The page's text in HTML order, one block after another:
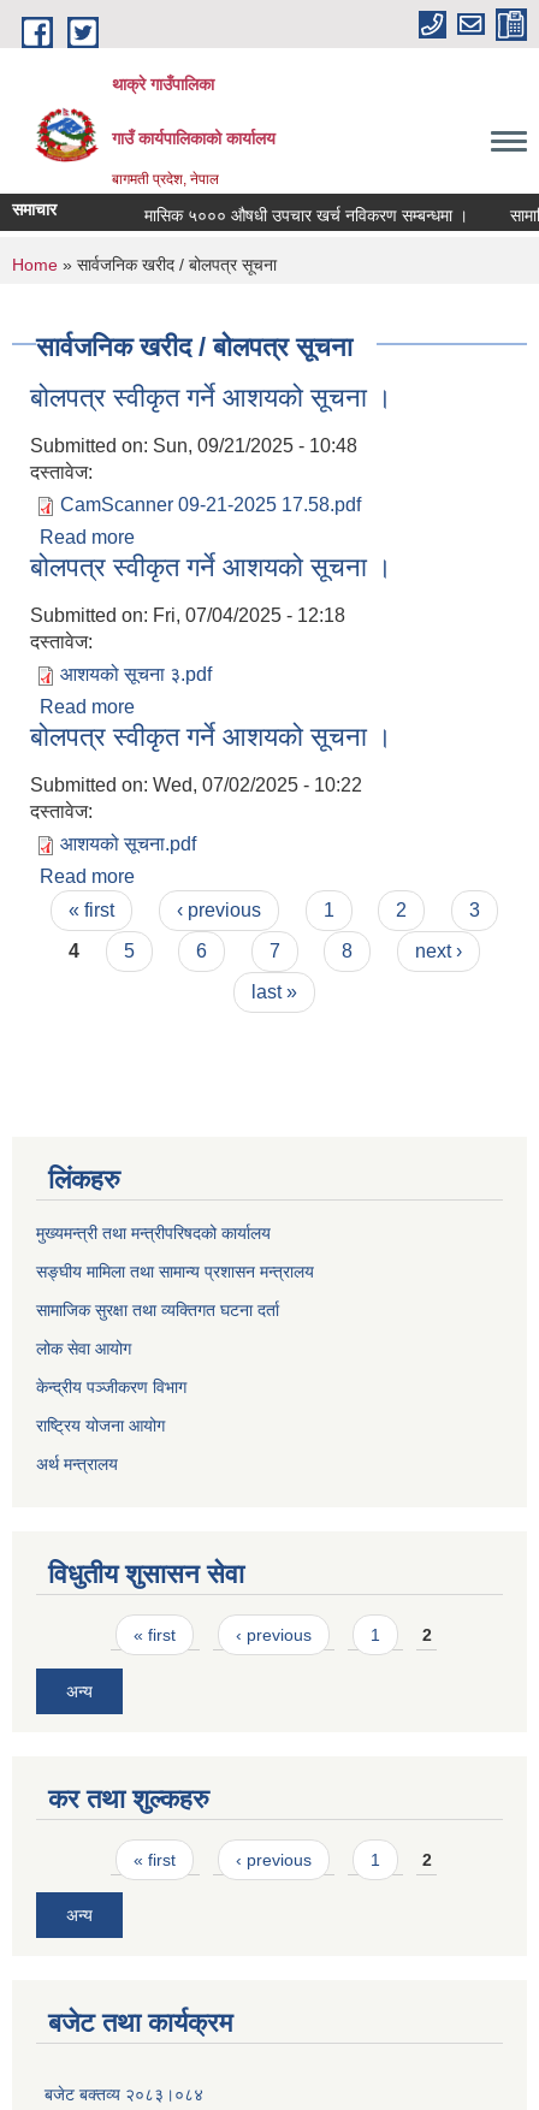
Skip to main content
थाक्रे गाउँपालिका
गाउँ कार्यपालिकाको कार्यालय
बागमती प्रदेश, नेपाल
समाचार मासिक ५००० औषधी उपचार खर्च नविकरण सम्बन्धमा ।
You are here
Home » सार्वजनिक खरीद / बोलपत्र सूचना
सार्वजनिक खरीद / बोलपत्र सूचना
बोलपत्र स्वीकृत गर्ने आशयको सूचना ।
Submitted on: Sun, 09/21/2025 - 10:48
दस्तावेज:
CamScanner 09-21-2025 17.58.pdf
Read more
बोलपत्र स्वीकृत गर्ने आशयको सूचना ।
Submitted on: Fri, 07/04/2025 - 12:18
दस्तावेज:
आशयको सूचना ३.pdf
Read more
बोलपत्र स्वीकृत गर्ने आशयको सूचना ।
Submitted on: Wed, 07/02/2025 - 10:22
दस्तावेज:
आशयको सूचना.pdf
Read more
Pages
« first ‹ previous 1 2
3
4
5 6 7 8
next ›
last »
लिंकहरु
मुख्यमन्त्री तथा मन्त्रीपरिषदको कार्यालय
सङ्घीय मामिला तथा सामान्य प्रशासन मन्त्रालय
सामाजिक सुरक्षा तथा व्यक्तिगत घटना दर्ता
लोक सेवा आयोग
केन्द्रीय पञ्जीकरण विभाग
राष्ट्रिय योजना आयोग
अर्थ मन्त्रालय
विधुतीय शुसासन सेवा
Pages« first ‹ previous 1 2
अन्य
कर तथा शुल्कहरु
Pages« first ‹ previous 1 2
अन्य
बजेट तथा कार्यक्रम
बजेट बक्तव्य २०८३।०८४